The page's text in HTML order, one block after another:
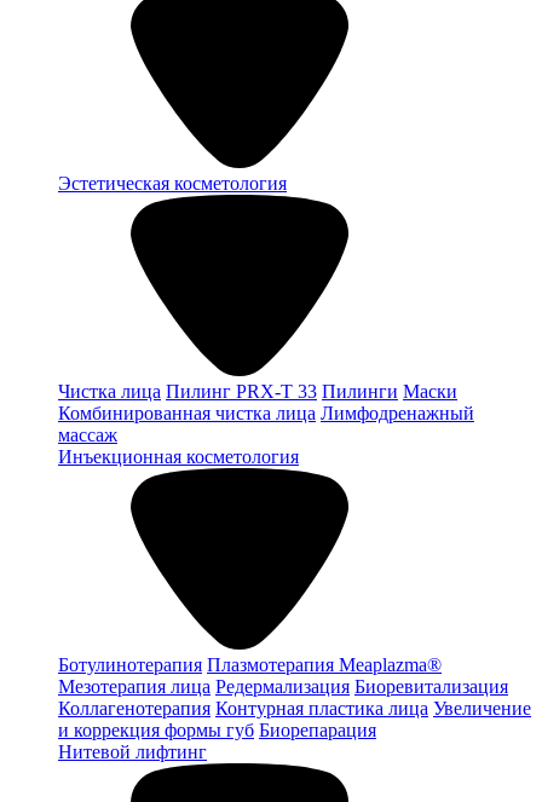
Эстетическая косметология
Чистка лица Пилинг PRX-T 33 Пилинги Маски
Комбинированная чистка лица Лимфодренажный
массаж
Инъекционная косметология
Ботулинотерапия Плазмотерапия Meaplazma®
Мезотерапия лица Редермализация Биоревитализация
Коллагенотерапия Контурная пластика лица Увеличение
и коррекция формы губ Биорепарация
Нитевой лифтинг